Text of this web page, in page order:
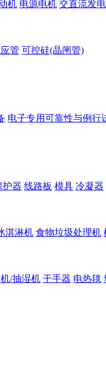
机 电源电机 交直流发
管 可控硅(晶闸管)
电子专用可靠性与例行
护器 线路板 模具 冷凝器
淇淋机 食物垃圾处理机
/抽湿机 干手器 电热毯